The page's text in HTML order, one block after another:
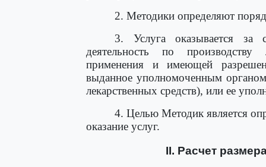
2. Методики определяют
3. Услуга оказывается за
деятельность по производству
применения и имеющей
выданное уполномоченным органом
лекарственных средств), или ее
4. Целью Методик является
оказание услуг.
II. Расчет